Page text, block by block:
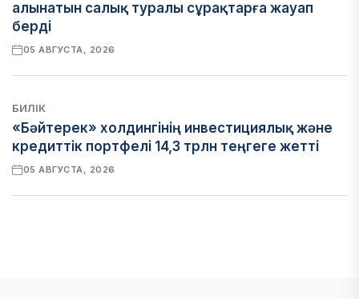
алынатын салық туралы сұрақтарға жауап
берді
05 АВГУСТА, 2026
БИЛІК
«Бәйтерек» холдингінің инвестициялық және
кредиттік портфелі 14,3 трлн теңгеге жетті
05 АВГУСТА, 2026